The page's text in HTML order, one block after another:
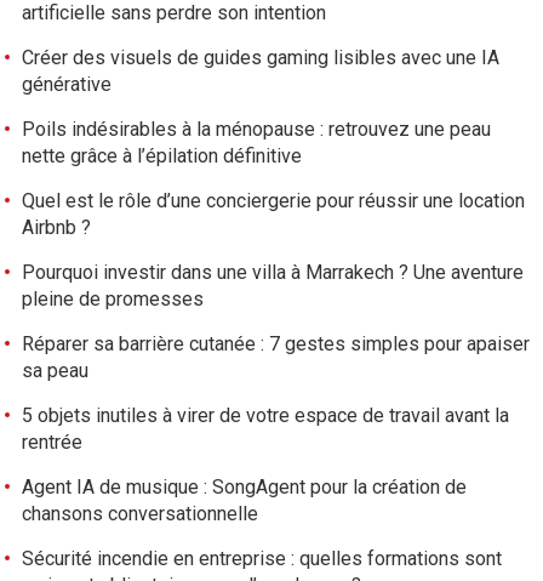
artificielle sans perdre son intention
Créer des visuels de guides gaming lisibles avec une IA
générative
Poils indésirables à la ménopause : retrouvez une peau
nette grâce à l’épilation définitive
Quel est le rôle d’une conciergerie pour réussir une location
Airbnb ?
Pourquoi investir dans une villa à Marrakech ? Une aventure
pleine de promesses
Réparer sa barrière cutanée : 7 gestes simples pour apaiser
sa peau
5 objets inutiles à virer de votre espace de travail avant la
rentrée
Agent IA de musique : SongAgent pour la création de
chansons conversationnelle
Sécurité incendie en entreprise : quelles formations sont